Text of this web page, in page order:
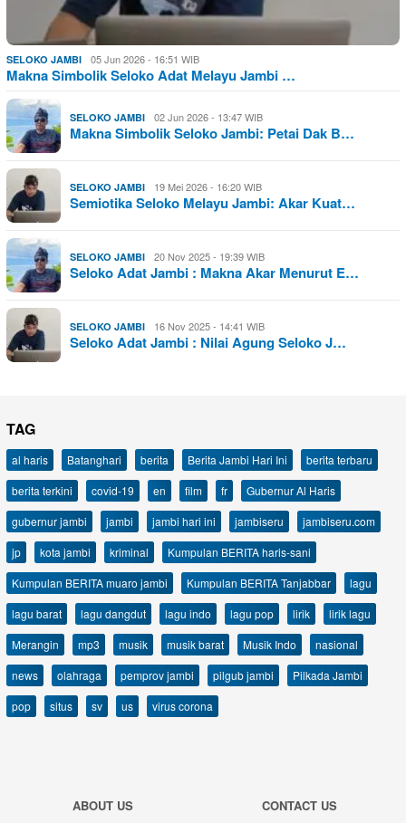
SELOKO JAMBI 05 Jun 2026 - 16:51 WIB
Makna Simbolik Seloko Adat Melayu Jambi …
SELOKO JAMBI 02 Jun 2026 - 13:47 WIB
Makna Simbolik Seloko Jambi: Petai Dak B…
SELOKO JAMBI 19 Mei 2026 - 16:20 WIB
Semiotika Seloko Melayu Jambi: Akar Kuat…
SELOKO JAMBI 20 Nov 2025 - 19:39 WIB
Seloko Adat Jambi : Makna Akar Menurut E…
SELOKO JAMBI 16 Nov 2025 - 14:41 WIB
Seloko Adat Jambi : Nilai Agung Seloko J…
TAG
al haris Batanghari berita Berita Jambi Hari Ini
berita terbaru
berita terkini
covid-19 en film fr
Gubernur Al Haris
gubernur jambi
jambi jambi hari ini jambiseru
jambiseru.com
jp
kota jambi kriminal
Kumpulan BERITA haris-sani
Kumpulan BERITA muaro jambi
Kumpulan BERITA Tanjabbar
lagu
lagu barat
lagu dangdut lagu indo lagu pop lirik
lirik lagu
Merangin
mp3 musik musik barat Musik Indo
nasional
news
olahraga pemprov jambi pilgub jambi
Pilkada Jambi
pop
situs sv us virus corona
ABOUT US CONTACT US